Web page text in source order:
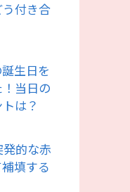
付き合
生日を
当日の
は？
的な赤
填する